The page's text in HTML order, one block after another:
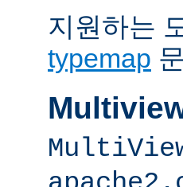
지원하는
typemap